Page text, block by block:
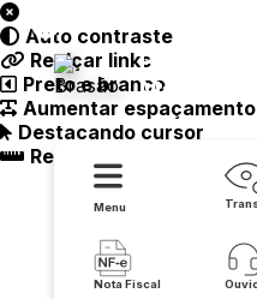
Prefeitura
Macaúbas
Menu
Nota Fiscal
Auto contraste
Realçar links
Preto e branco
Aumentar espaçamento
Destacando cursor
Regua guia